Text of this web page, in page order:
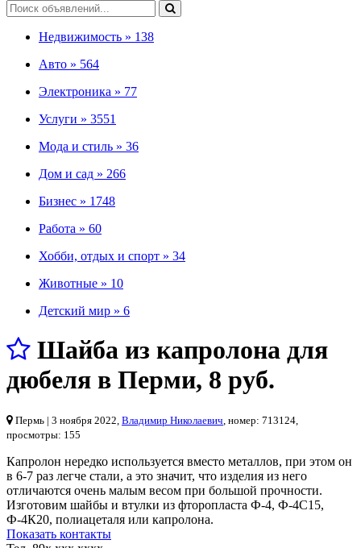
Недвижимость » 138
Авто » 564
Электроника » 77
Услуги » 3551
Мода и стиль » 36
Дом и сад » 266
Бизнес » 1748
Работа » 60
Хобби, отдых и спорт » 34
Животные » 10
Детский мир » 6
Шайба из капролона для
дюбеля в Перми, 8 руб.
Пермь | 3 ноября 2022, Владимир Николаевич , номер: 713124,
просмотры: 155
Капролон нередко используется вместо металлов, при этом он
в 6-7 раз легче стали, а это значит, что изделия из него
отличаются очень малым весом при большой прочности.
Изготовим шайбы и втулки из фторопласта Ф-4, Ф-4С15,
Ф-4К20, полиацеталя или капролона.
Показать контакты